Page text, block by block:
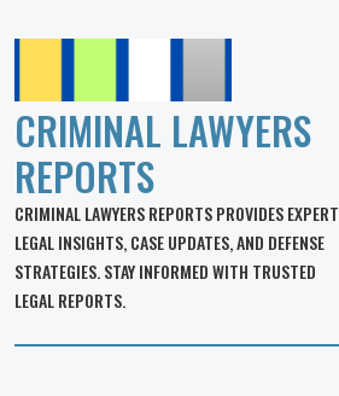
CRIMINAL LAWYERS
REPORTS
CRIMINAL LAWYERS REPORTS PROVIDES EXPERT
LEGAL INSIGHTS, CASE UPDATES, AND DEFENSE
STRATEGIES. STAY INFORMED WITH TRUSTED
LEGAL REPORTS.